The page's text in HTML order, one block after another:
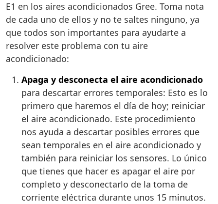
E1 en los aires acondicionados Gree. Toma nota
de cada uno de ellos y no te saltes ninguno, ya
que todos son importantes para ayudarte a
resolver este problema con tu aire
acondicionado:
Apaga y desconecta el aire acondicionado
para descartar errores temporales: Esto es lo
primero que haremos el día de hoy; reiniciar
el aire acondicionado. Este procedimiento
nos ayuda a descartar posibles errores que
sean temporales en el aire acondicionado y
también para reiniciar los sensores. Lo único
que tienes que hacer es apagar el aire por
completo y desconectarlo de la toma de
corriente eléctrica durante unos 15 minutos.